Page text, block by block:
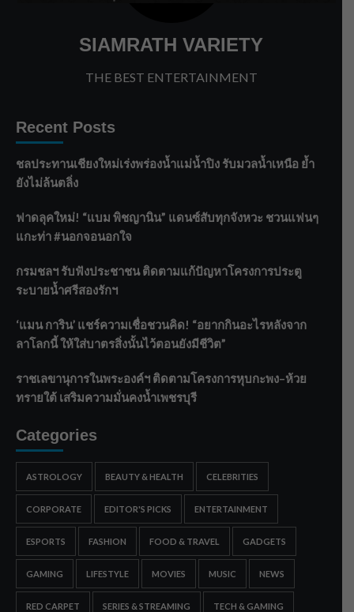
SIAMRATH VARIETY
THE BEST ENTERTAINMENT
Recent Posts
ชลประทานเชียงใหม่เร่งพร่องน้ำแม่น้ำปิง รับมวลน้ำเหนือ ย้ำ
ยังไม่ล้นตลิ่ง
ฟาดลุคใหม่! “แบม พิชญานิน” แดนซ์สับทุกจังหวะ ชวนแฟนๆ
แกะท่า #นอกจอนอกใจ
กรมชลฯ รับฟังประชาชน ติดตามแก้ปัญหาโครงการประตู
ระบายน้ำศรีสองรักฯ
‘แมน การิน’ แชร์ความเชื่อชวนคิด! “อยากกินอะไรหลังจาก
ลาโลกนี้ ให้ใส่บาตรสิ่งนั้นไว้ตอนยังมีชีวิต”
ราชเลขานุการในพระองค์ฯ ติดตามโครงการหุบกะพง–ห้วย
ทรายใต้ เสริมความมั่นคงน้ำเพชรบุรี
Categories
ASTROLOGY BEAUTY & HEALTH CELEBRITIES
CORPORATE EDITOR'S PICKS ENTERTAINMENT
ESPORTS FASHION FOOD & TRAVEL GADGETS
GAMING LIFESTYLE MOVIES MUSIC NEWS
RED CARPET SERIES & STREAMING TECH & GAMING